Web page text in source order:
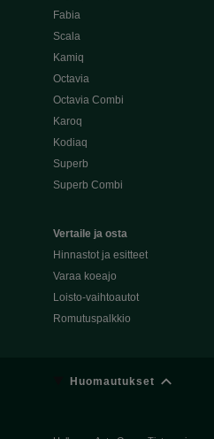
Fabia
Scala
Kamiq
Octavia
Octavia Combi
Karoq
Kodiaq
Superb
Superb Combi
Vertaile ja osta
Hinnastot ja esitteet
Varaa koeajo
Loisto-vaihtoautot
Romutuspalkkio
Huomautukset